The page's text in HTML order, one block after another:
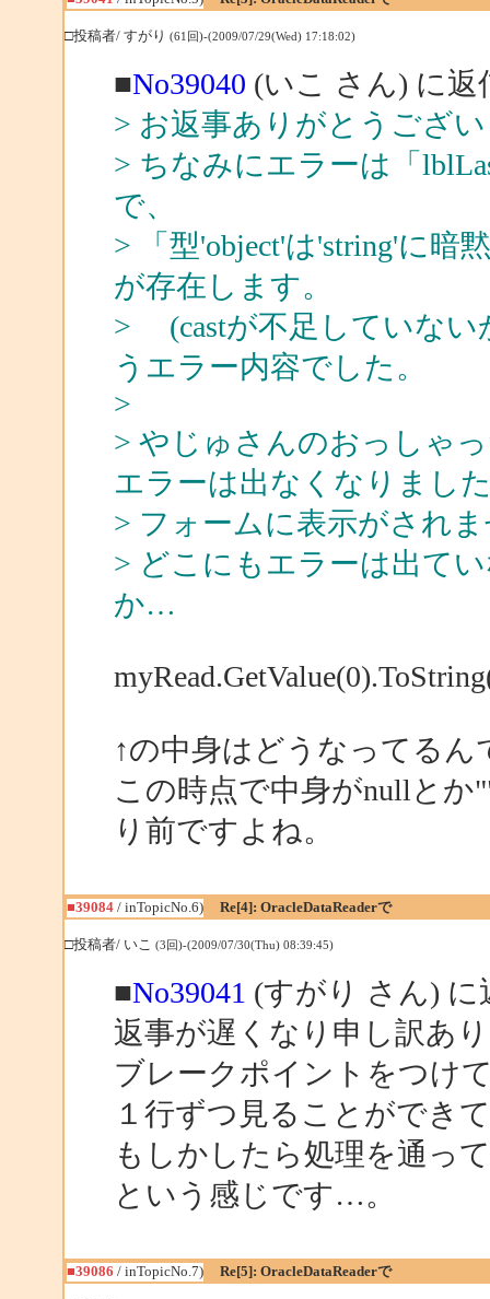
□投稿者/ すがり (61回)-(2009/07/29(Wed) 17:18:02)
■No39040 (いこ さん) に返
> お返事ありがとうござ
> ちなみにエラーは「
で、
> 「型'object'は'string'に暗
が存在します。
> (castが不足していない
うエラー内容でした。
>
> やじゅさんのおっしゃ
エラーは出なくなりまし
> フォームに表示がされ
> どこにもエラーは出て
か…
↑の中身はどうなってるん
この時点で中身がnullと
り前ですよね。
■39084/ inTopicNo.6) Re[4]: OracleDataReaderで
□投稿者/ いこ (3回)-(2009/07/30(Thu) 08:39:45)
■No39041 (すがり さん) に
返事が遅くなり申し訳あ
ブレークポイントをつけ
１行ずつ見ることができ
もしかしたら処理を通っ
という感じです…。
■39086 / inTopicNo.7) Re[5]: OracleDataReaderで